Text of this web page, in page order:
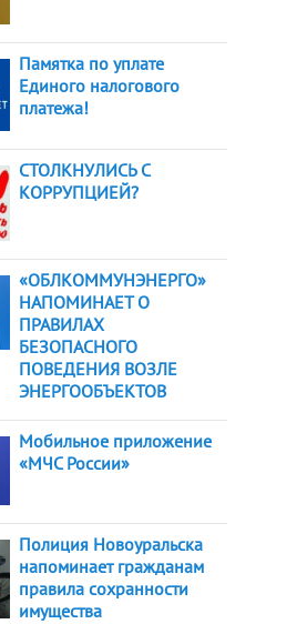
Памятка по уплате
Единого налогового
платежа!
СТОЛКНУЛИСЬ С
КОРРУПЦИЕЙ?
«ОБЛКОММУНЭНЕРГО»
НАПОМИНАЕТ О
ПРАВИЛАХ
БЕЗОПАСНОГО
ПОВЕДЕНИЯ ВОЗЛЕ
ЭНЕРГООБЪЕКТОВ
Мобильное приложение
«МЧС России»
Полиция Новоуральска
напоминает гражданам
правила сохранности
имущества